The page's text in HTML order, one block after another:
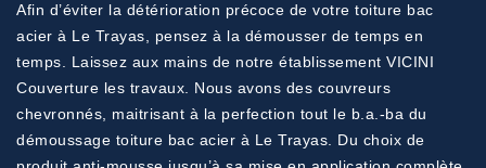
Afin d’éviter la détérioration précoce de votre toiture bac
acier à Le Trayas, pensez à la démousser de temps en
temps. Laissez aux mains de notre établissement VICINI
Couverture les travaux. Nous avons des couvreurs
chevronnés, maitrisant à la perfection tout le b.a.-ba du
démoussage toiture bac acier à Le Trayas. Du choix de